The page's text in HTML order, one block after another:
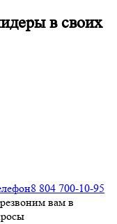
в своих
8 804 700-10-95
вам в